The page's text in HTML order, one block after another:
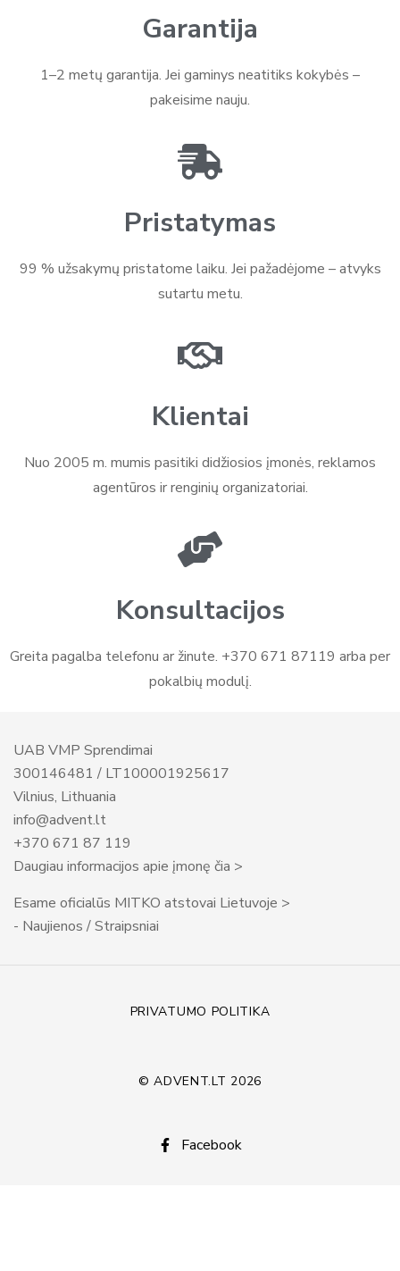
Garantija
1–2 metų garantija. Jei gaminys neatitiks kokybės –
pakeisime nauju.
Pristatymas
99 % užsakymų pristatome laiku. Jei pažadėjome – atvyks
sutartu metu.
Klientai
Nuo 2005 m. mumis pasitiki didžiosios įmonės, reklamos
agentūros ir renginių organizatoriai.
Konsultacijos
Greita pagalba telefonu ar žinute. +370 671 87119 arba per
pokalbių modulį.
UAB VMP Sprendimai
300146481 / LT100001925617
Vilnius, Lithuania
info@advent.lt
+370 671 87 119
Daugiau informacijos apie įmonę čia >
Esame oficialūs MITKO atstovai Lietuvoje >
- Naujienos / Straipsniai
PRIVATUMO POLITIKA
© ADVENT.LT 2026
Facebook